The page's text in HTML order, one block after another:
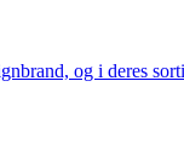
og i deres